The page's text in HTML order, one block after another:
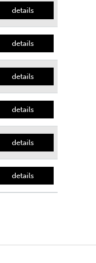
details
details
details
details
details
details